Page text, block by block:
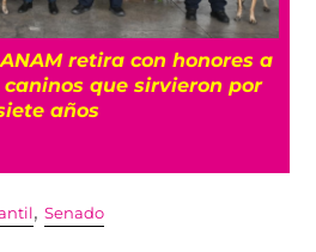
retira con honores a
que sirvieron por
años
,Senado